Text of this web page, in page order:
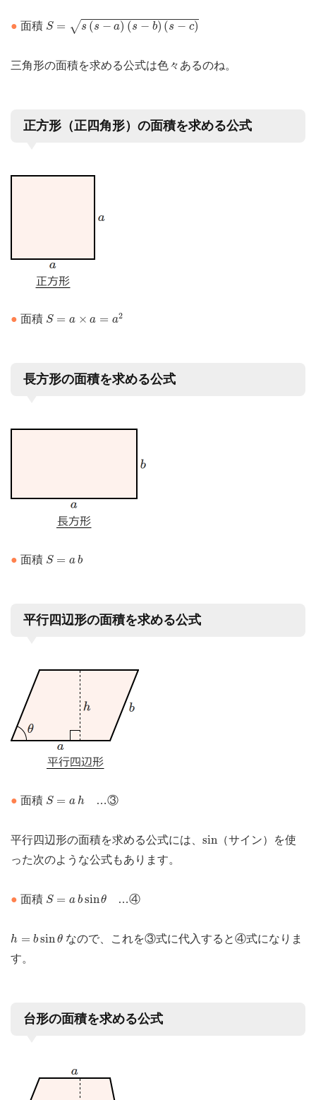
● 面積 S = √s (s − a) (s − b) (s − c)
S −a)(s−b)(s−c)
三角形の面積を求める公式は色々あるのね。
正方形（正四角形）の面積を求める公式
● 面積 S = a × a = a2
S
長方形の面積を求める公式
● 面積 S = ab
S b
平行四辺形の面積を求める公式
● 面積 S = a h
S h …③
平行四辺形の面積を求める公式には、 sin
sin （サイン）を使
った次のような公式もあります。
● 面積 S = ab sinθ
S bsinθ …④
h = b sinθ
h sinθ
なので、これを③式に代入すると④式になりま
す。
台形の面積を求める公式